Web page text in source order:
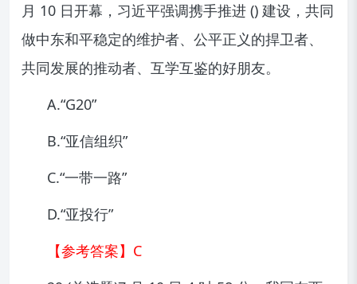
月 10 日开幕，习近平强调携手推进 () 建设，共同
做中东和平稳定的维护者、公平正义的捍卫者、
共同发展的推动者、互学互鉴的好朋友。
A.“G20”
B.“亚信组织”
C.“一带一路”
D.“亚投行”
【参考答案】C